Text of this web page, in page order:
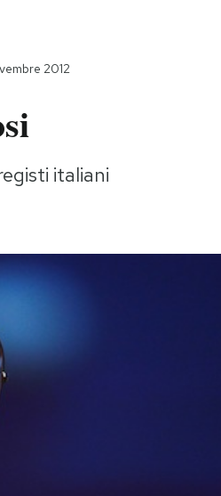
2012
italiani